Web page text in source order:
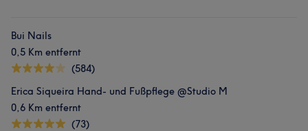
Bui Nails
0,5 Km entfernt
(584)
Erica Siqueira Hand- und Fußpflege @Studio M
0,6 Km entfernt
(73)